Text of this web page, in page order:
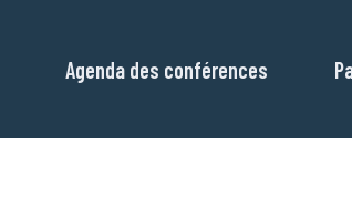
Agenda des conférences